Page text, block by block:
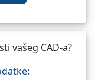
vašeg CAD-a?